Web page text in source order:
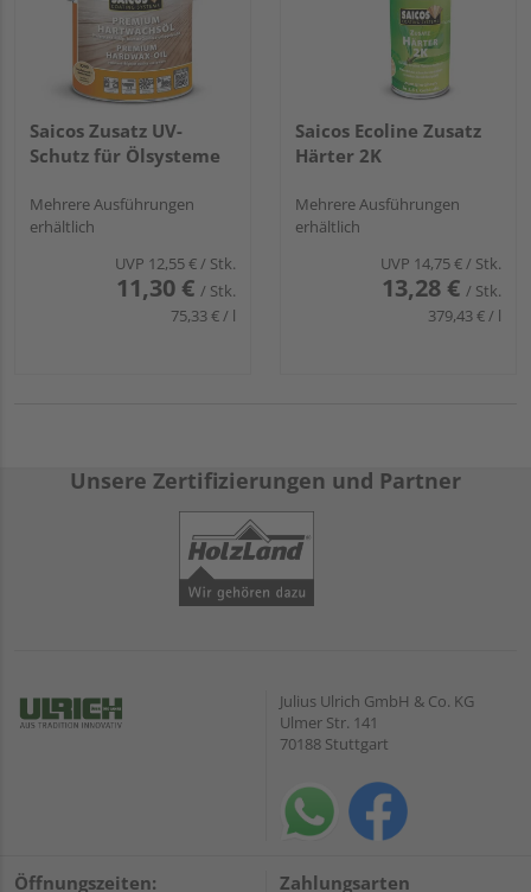
Saicos Zusatz UV-
Schutz für Ölsysteme
Mehrere Ausführungen
erhältlich
UVP 12,55 €/ Stk.
11,30 € / Stk.
75,33 € / l
Saicos Ecoline Zusatz
Härter 2K
Mehrere Ausführungen
erhältlich
UVP 14,75 €/ Stk.
13,28 € / Stk.
379,43 € / l
Unsere Zertifizierungen und Partner
Julius Ulrich GmbH & Co. KG
Ulmer Str. 141
70188 Stuttgart
Öffnungszeiten: Zahlungsarten